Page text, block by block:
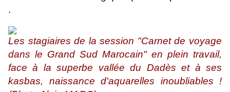
.
Les stagiaires de la session "Carnet de voyage
dans le Grand Sud Marocain" en plein travail,
face à la superbe vallée du Dadès et à ses
kasbas, naissance d'aquarelles inoubliables !